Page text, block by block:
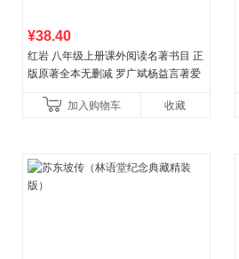
¥38.40
红岩 八年级上册课外阅读名著书目 正
版原著全本无删减 罗广斌杨益言著爱
国青年出版社加入购物车 收藏